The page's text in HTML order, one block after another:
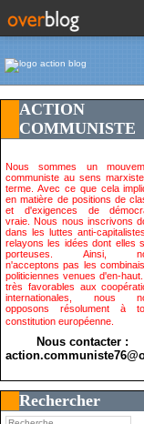
ACTION
COMMUNISTE
Nous sommes un
communiste au sens
terme. Avec ce que cela
en matière de positions de
et d'exigences de
vraie. Nous nous inscrivons
dans les luttes anti-
relayons les idées dont elles
porteuses. Ainsi,
n'acceptons pas les
politiciennes venues d'en-haut.
très favorables aux
internationales, nous
opposons résolument à
constitution européenne.
Nous contacter :
Rechercher